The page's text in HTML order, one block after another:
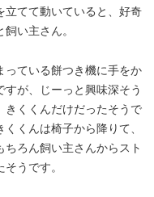
立てて動いていると、好奇
い主さん。
ている餅つき機に手をか
が、じーっと興味深そう
きくくんだけだったそうで
くんは椅子から降りて、
ろん飼い主さんからスト
うです。